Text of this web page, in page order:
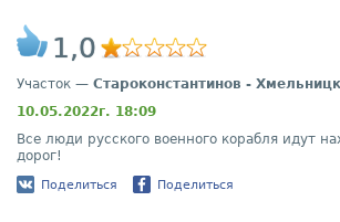
1,0
Участок — Староконстантинов -
10.05.2022г. 18:09
Все люди русского военного корабля идут
дорог!
Поделиться Поделиться